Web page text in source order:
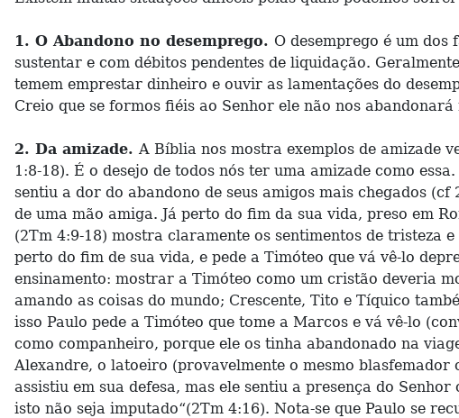
1. O Abandono no desemprego. O desemprego é um
sustentar e com débitos pendentes de liquidação.
temem emprestar dinheiro e ouvir as lamentações do
Creio que se formos fiéis ao Senhor ele não nos
2. Da amizade. A Bíblia nos mostra exemplos de amizade
1:8-18). É o desejo de todos nós ter uma amizade como
sentiu a dor do abandono de seus amigos mais chegados
de uma mão amiga. Já perto do fim da sua vida, preso em
(2Tm 4:9-18) mostra claramente os sentimentos de tristeza
perto do fim de sua vida, e pede a Timóteo que vá vê-lo
ensinamento: mostrar a Timóteo como um cristão deveria
amando as coisas do mundo; Crescente, Tito e Tíquico
isso Paulo pede a Timóteo que tome a Marcos e vá vê-lo
como companheiro, porque ele os tinha abandonado na
Alexandre, o latoeiro (provavelmente o mesmo
assistiu em sua defesa, mas ele sentiu a presença do
isto não seja imputado“(2Tm 4:16). Nota-se que Paulo se